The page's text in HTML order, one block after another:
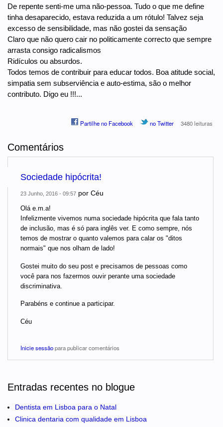
De repente senti-me uma não-pessoa. Tudo o que me define
tinha desaparecido, estava reduzida a um rótulo! Talvez seja
excesso de sensibilidade, mas não gostei da sensação
Claro que não quero cair no politicamente correcto que sempre
arrasta consigo radicalismos
Ridículos ou absurdos.
Todos temos de contribuir para educar todos. Boa atitude social,
simpatia sem subserviência e auto-estima, são o melhor
contributo. Digo eu !!!...
Partilhe no Facebook no Twitter 3480 leituras
Comentários
Sociedade hipócrita!
23 Junho, 2016 - 09:57 por Céu
Olá e.m.a!
Infelizmente vivemos numa sociedade hipócrita que fala tanto
de inclusão, mas é só para inglês ver. E como sempre, nós
temos de mostrar o quanto valemos para calar os "ditos
normais" que nos olham de lado!
Gostei muito do seu post e precisamos de pessoas como
você para nos fazermos ouvir perante uma sociedade
discriminativa.
Parabéns e continue a participar.
Céu
Inicie sessãopara publicar comentários
Entradas recentes no blogue
Dentista em Lisboa para o Natal
Clinica dentaria com qualidade em Lisboa